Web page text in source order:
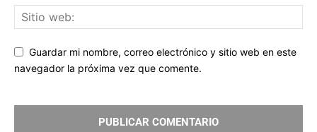
Guardar mi nombre, correo electrónico y sitio web en este
navegador la próxima vez que comente.